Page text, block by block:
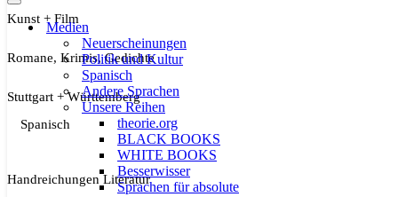
Navigationsmenü
Medien
Neuerscheinungen
Politik und Kultur
Spanisch
Andere Sprachen
Unsere Reihen
theorie.org
BLACK BOOKS
WHITE BOOKS
Besserwisser
Sprachen für absolute
Kunst + Film
Romane, Krimis, Gedichte
Stuttgart + Württemberg
Spanisch
Handreichungen Literatur